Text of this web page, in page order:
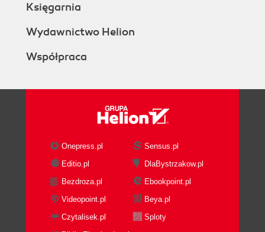
Księgarnia
Wydawnictwo Helion
Współpraca
Onepress.pl
Sensus.pl
Editio.pl
DlaBystrzakow.pl
Bezdroza.pl
Ebookpoint.pl
Videopoint.pl
Beya.pl
Czytalisek.pl
Sploty